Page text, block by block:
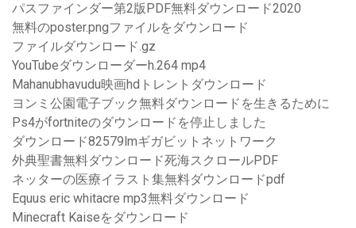
パスファインダー第2版PDF無料ダウンロード2020
無料のposter.pngファイルをダウンロード
ファイルダウンロード.gz
YouTubeダウンローダーh.264 mp4
Mahanubhavudu映画hdトレントダウンロード
ヨンミ公園電子ブック無料ダウンロードを生きるために
Ps4がfortniteのダウンロードを停止しました
ダウンロード82579lmギガビットネットワーク
外典聖書無料ダウンロード死海スクロールPDF
ネッターの医療イラスト集無料ダウンロードpdf
Equus eric whitacre mp3無料ダウンロード
Minecraft Kaiseをダウンロード